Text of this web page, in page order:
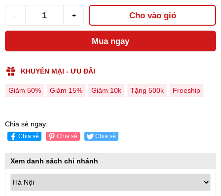
– + Cho vào giỏ
Mua ngay
KHUYẾN MẠI - ƯU ĐÃI
Giảm 50% Giảm 15% Giảm 10k Tặng 500k Freeship
Chia sẻ ngay:
Chia sẻ Chia sẻ Chia sẻ
Xem danh sách chi nhánh